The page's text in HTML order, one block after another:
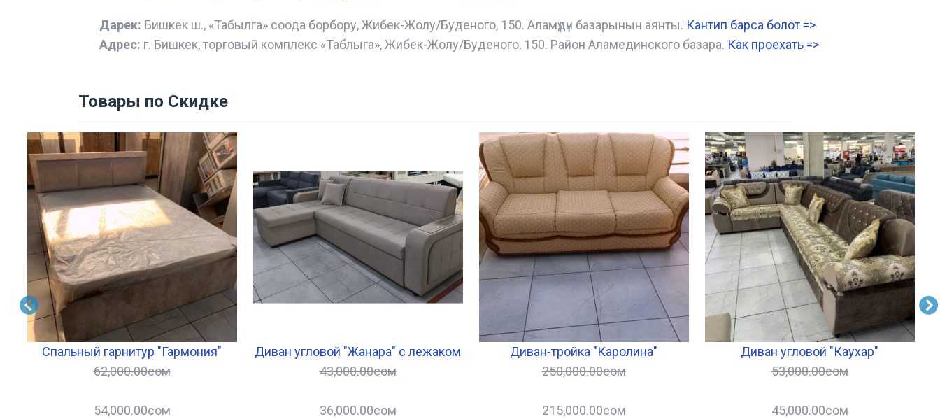
Дарек: Бишкек ш., «Табылга» соода борбору, Жибек-Жолу/Буденого, 150. Аламүдүн базарынын аянты. Кантип барса болот =>
Адрес: г. Бишкек, торговый комплекс «Таблыга», Жибек-Жолу/Буденого, 150. Район Аламединского базара. Как проехать =>
Товары по Скидке
Спальный гарнитур "Гармония"
62,000.00сом
54,000.00сом
Диван угловой "Жанара" с лежаком
43,000.00сом
36,000.00сом
Диван-тройка "Каролина"
250,000.00сом
215,000.00сом
Диван угловой "Каухар"
53,000.00сом
45,000.00сом